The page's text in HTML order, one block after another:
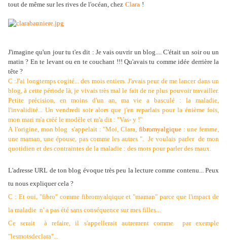
tout de même sur les rives de l'océan, chez Clara !
J'imagine qu'un jour tu t'es dit : Je vais ouvrir un blog.... C'était un soir ou un
matin ? En te levant ou en te couchant !!! Qu'avais tu comme idée derrière la
tête ?
C :J'ai longtemps cogité... des mois entiers. J'avais peur de me lancer dans un
blog, à cette période là, je vivais très mal le fait de ne plus pouvoir travailler.
Petite précision, en moins d'un an, ma vie a basculé : la maladie,
l'invalidité... Un vendredi soir alors que j'en reparlais pour la énième fois,
mon mari m'a créé le modèle et m'a dit : "Vas- y !"
A l'origine, mon blog s'appelait : "Moi, Clara, fibromyalgique: une femme,
une maman, une épouse, pas comme les autres ". Je voulais parler de mon
quotidien et des contraintes de la maladie : des mots pour parler des maux.
L'adresse URL de ton blog évoque très peu la lecture comme contenu... Peux
tu nous expliquer cela ?
C : Et oui, "fibro" comme fibromyalqique et "maman" parce que l'impact de
la maladie n' a pas été sans conséquence sur mes filles...
Ce serait à refaire, il s'appellerait autrement comme par exemple
"lesmotsdeclara"...